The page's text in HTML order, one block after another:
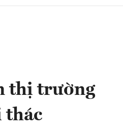
thị trường
thác